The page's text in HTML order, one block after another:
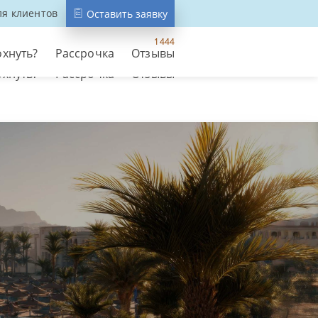
клиентов Оставить заявку
Рассрочка Отзывы
клиентов Оставить заявку
Рассрочка Отзывы
1444